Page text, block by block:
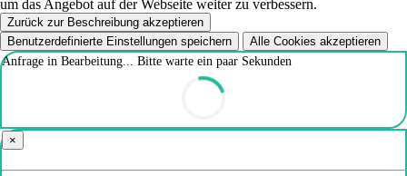
um das Angebot auf der Webseite weiter zu verbessern.
Zurück zur Beschreibung akzeptieren
Benutzerdefinierte Einstellungen speichern
Alle Cookies akzeptieren
Anfrage in Bearbeitung... Bitte warte ein paar Sekunden
×